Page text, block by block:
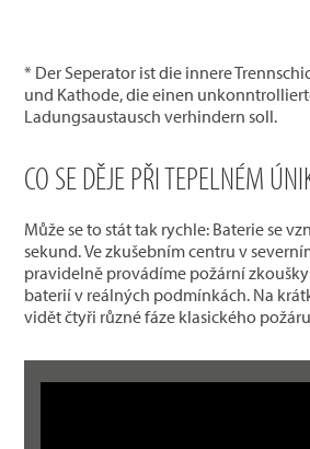
* Der Seperator ist die innere
und Kathode, die einen
Ladungsaustausch verhindern soll.
CO SE DĚJE PŘI TEPELNÉM
Může se to stát tak rychle: Baterie se
sekund. Ve zkušebním centru v
pravidelně provádíme požární
baterií v reálných podmínkách. Na
vidět čtyři různé fáze klasického